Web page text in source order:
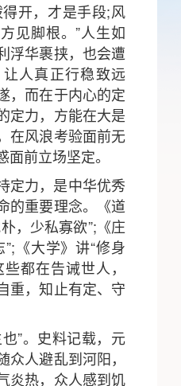
开，才是手段;风
见脚根。”人生如
浮华裹挟，也会遭
人真正行稳致远
，而在于内心的定
定力，方能在大是
在风浪考验面前无
前立场坚定。
定力，是中华优秀
的重要理念。《道
，少私寡欲”;《庄
《大学》讲“修身
都在告诫世人，
重，知止有定、守
”。史料记载，元
人避乱到河阳，
炎热，众人感到饥